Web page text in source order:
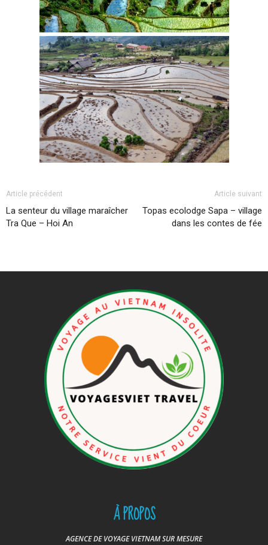
Article précédent
La senteur du village maraîcher
Tra Que – Hoi An
Article suivant
Topas ecolodge Sapa – village
dans les contes de fée
À PROPOS
AGENCE DE VOYAGE VIETNAM SUR MESURE